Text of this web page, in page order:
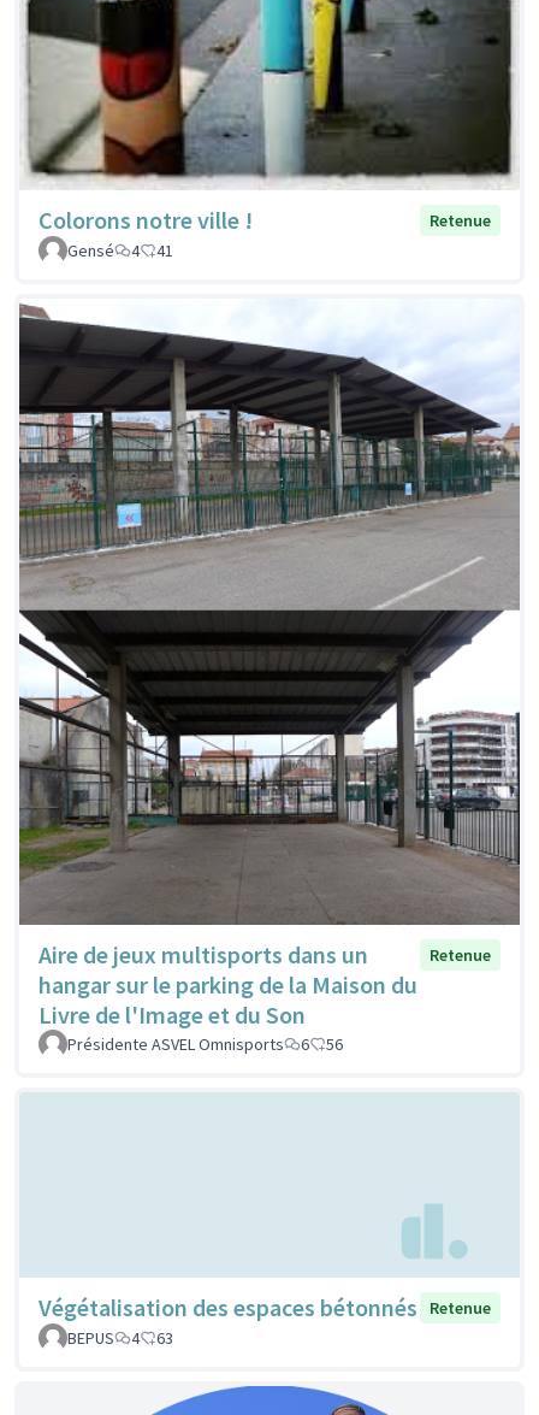
Colorons notre ville !
Retenue
Gensé
4 41
Aire de jeux multisports dans un
hangar sur le parking de la Maison du
Livre de l'Image et du Son
Retenue
Présidente ASVEL Omnisports 6 56
Végétalisation des espaces bétonnés
Retenue
BEPUS
4 63